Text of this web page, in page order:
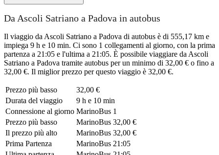
Da Ascoli Satriano a Padova in autobus
Il viaggio da Ascoli Satriano a Padova di autobus è di 555,17 km e
impiega 9 h e 10 min. Ci sono 1 collegamenti al giorno, con la prima
partenza a 21:05 e l'ultima a 21:05. È possibile viaggiare da Ascoli
Satriano a Padova tramite autobus per un minimo di 32,00 € o fino a
32,00 €. Il miglior prezzo per questo viaggio è 32,00 €.
Prezzo più basso
32,00 €
Durata del viaggio
9 h e 10 min
Connessione al giorno MarinoBus 1
Prezzo più basso
MarinoBus 32,00 €
Il prezzo più alto
MarinoBus 32,00 €
Prima Partenza
MarinoBus 21:05